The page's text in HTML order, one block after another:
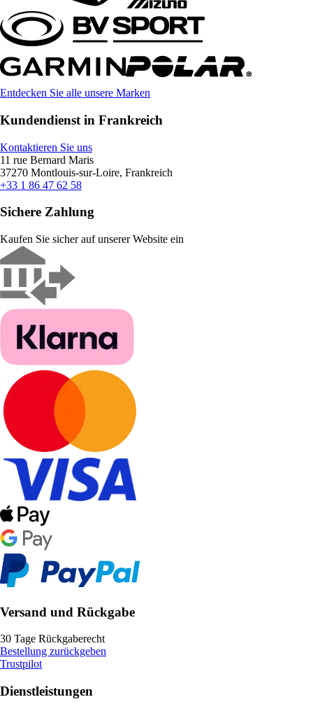
Entdecken Sie alle unsere Marken
Kundendienst in Frankreich
Kontaktieren Sie uns
11 rue Bernard Maris
37270 Montlouis-sur-Loire, Frankreich
+33 1 86 47 62 58
Sichere Zahlung
Kaufen Sie sicher auf unserer Website ein
Versand und Rückgabe
30 Tage Rückgaberecht
Bestellung zurückgeben
Trustpilot
Dienstleistungen